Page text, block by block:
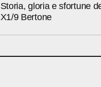
Storia, gloria e sfortune
X1/9 Bertone